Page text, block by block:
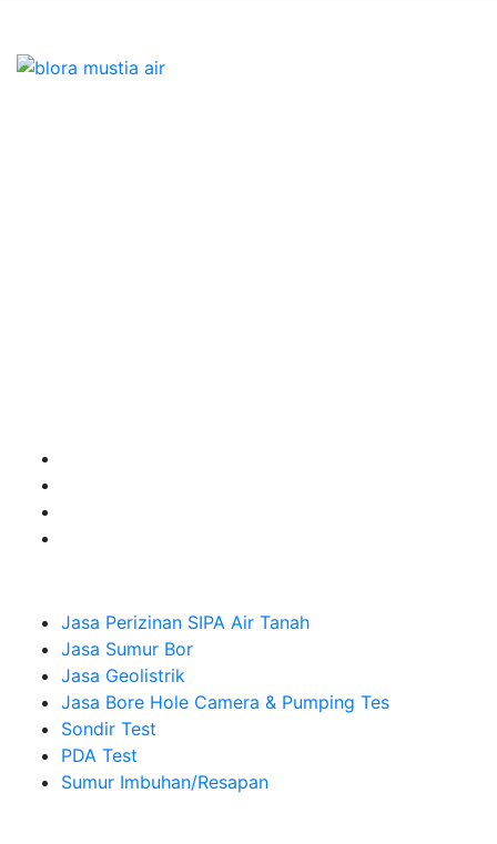
Jasa Perizinan SIPA Air Tanah
Jasa Sumur Bor
Jasa Geolistrik
Jasa Bore Hole Camera & Pumping Tes
Sondir Test
PDA Test
Sumur Imbuhan/Resapan